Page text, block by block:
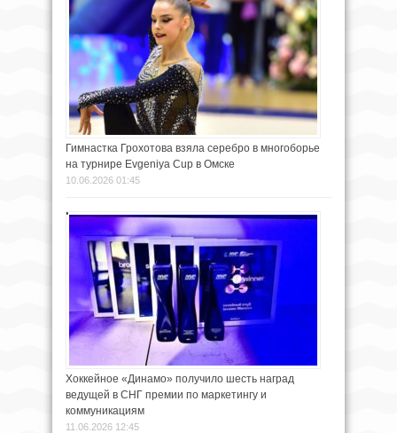
Гимнастка Грохотова взяла серебро в многоборье
на турнире Evgeniya Cup в Омске
10.06.2026 01:45
Хоккейное «Динамо» получило шесть наград
ведущей в СНГ премии по маркетингу и
коммуникациям
11.06.2026 12:45